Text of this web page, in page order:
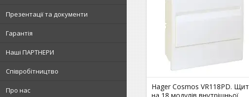
Презентації та документи
Гарантія
Наші ПАРТНЕРИ
Співробітництво
Про нас
Hager Cosmos VR118PD. Щит